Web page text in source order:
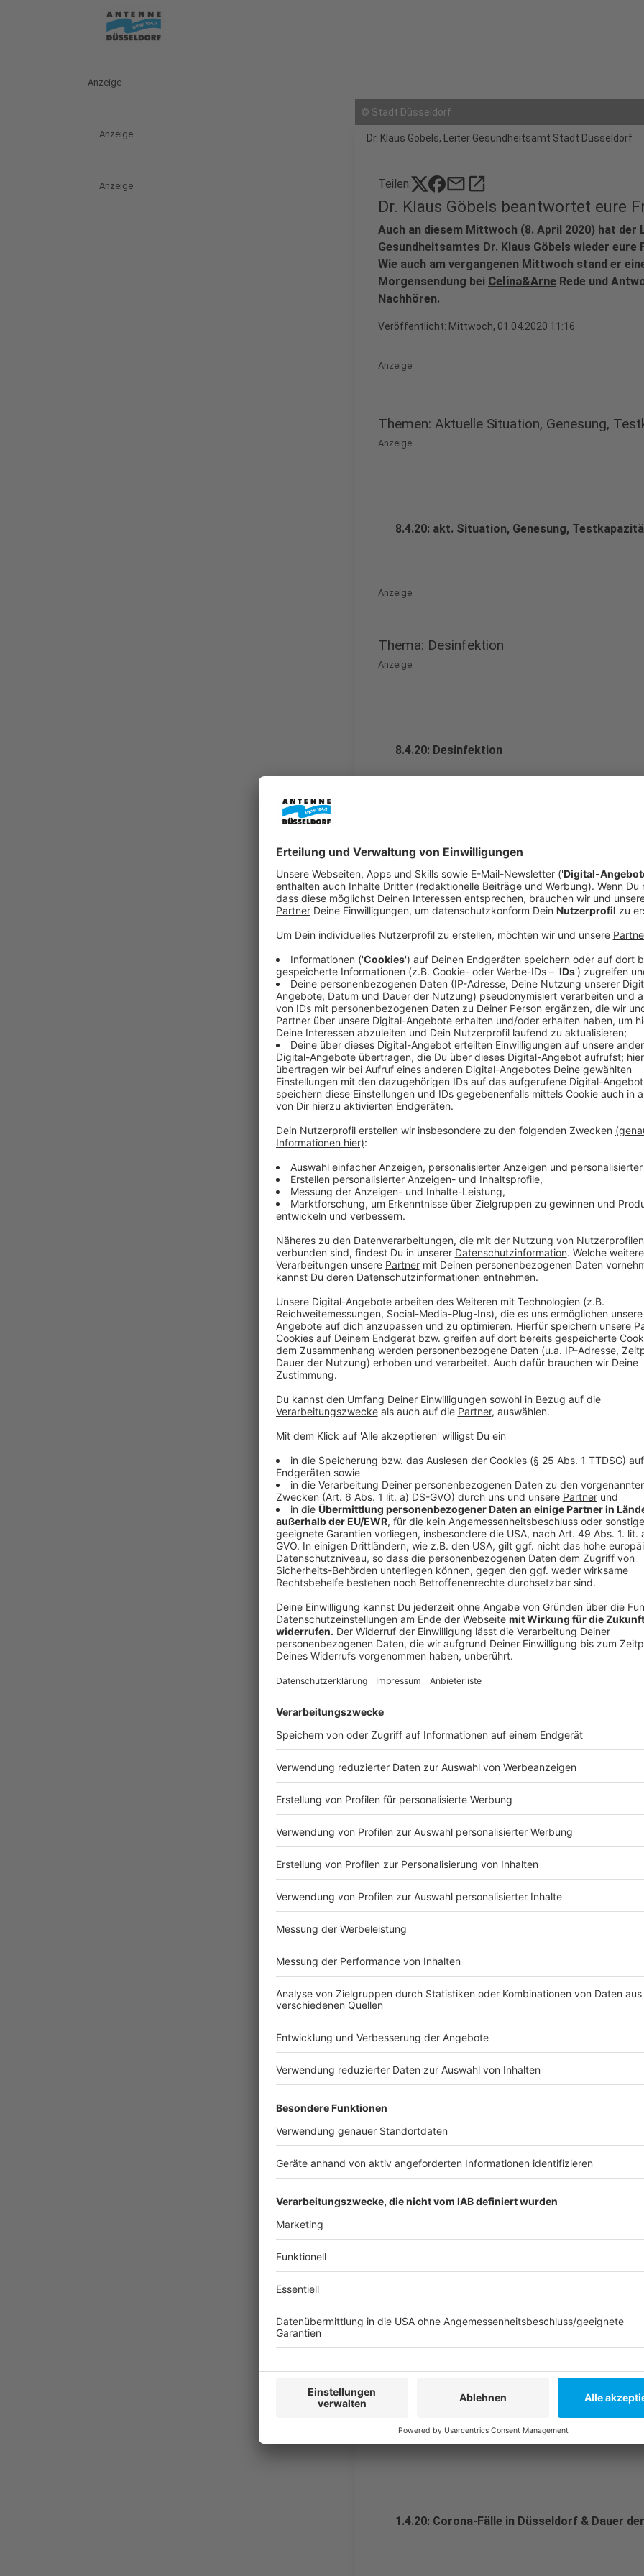
Anzeige
Anzeige
Anzeige
© Stadt Düsseldorf
Dr. Klaus Göbels, Leiter Gesundheitsamt Stadt Düsseldorf
Teilen: mailopen_in_new
Dr. Klaus Göbels beantwortet eure
Auch an diesem Mittwoch (8. April 2020) hat der
Gesundheitsamtes Dr. Klaus Göbels wieder
Wie auch am vergangenen Mittwoch stand er
Morgensendung bei Celina&Arne Rede und
Nachhören.
Veröffentlicht: Mittwoch, 01.04.2020 11:16
Anzeige
Themen: Aktuelle Situation, Genesung,
Anzeige
8.4.20: akt. Situation, Genesung,
Anzeige
Thema: Desinfektion
Anzeige
8.4.20: Desinfektion
Themen: Maskenpflicht, Ausstattung,
Anzeige
8.4.20: Maskenpflicht, Ausstattung,
Anzeige
Themen: Osterfest, Quarantäne
Anzeige
8.4.20: Osterfest, Quarantäne
Anzeige
Themen: Todesfälle, wird überdramatisiert?
Anzeige
8.4.20: Todesfälle, wird überdramatisiert?
Anzeige
Themen: Wartezeiten, Ergebnisse,
Anzeige
8.4.20: Wartezeiten, Ergebnisse, Beschwerten
Themen: Mundschutz, Supermärkte &
Anzeige
1.4.20: Mundschutz, Supermärkte &
Themen: Zahlen & Stadtteile, Genesene
Anzeige
1.4.20: Zahlen & Stadtteile, Genesene
Themen: Krankenhäuser & Intensivbetten
1.4.20: Krankenhäuser & Intensivbetten &
Themen: Corona-Fälle in Düsseldorf &
Anzeige
1.4.20: Corona-Fälle in Düsseldorf & Dauer